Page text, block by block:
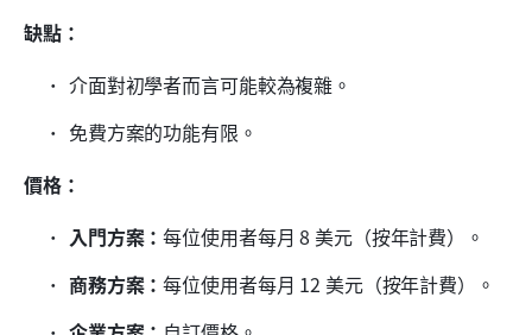
缺點：
介面對初學者而言可能較為複雜。
免費方案的功能有限。
價格：
入門方案：每位使用者每月 8 美元（按年計費）。
商務方案：每位使用者每月 12 美元（按年計費）。